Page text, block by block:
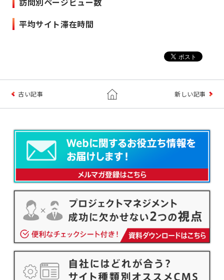
平均サイト滞在時間
古い記事 新しい記事